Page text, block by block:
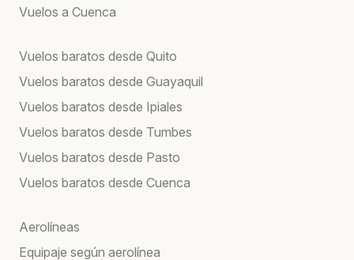
Vuelos a Cuenca
Vuelos baratos desde Quito
Vuelos baratos desde Guayaquil
Vuelos baratos desde Ipiales
Vuelos baratos desde Tumbes
Vuelos baratos desde Pasto
Vuelos baratos desde Cuenca
Aerolíneas
Equipaje según aerolínea